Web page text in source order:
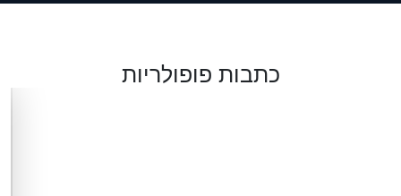
כתבות פופולריות